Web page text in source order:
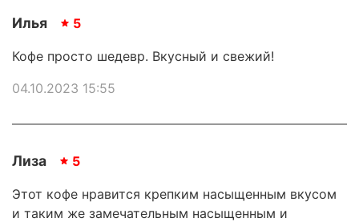
Илья 5
Кофе просто шедевр. Вкусный и свежий!
04.10.2023 15:55
Лиза 5
Этот кофе нравится крепким насыщенным вкусом
и таким же замечательным насыщенным и